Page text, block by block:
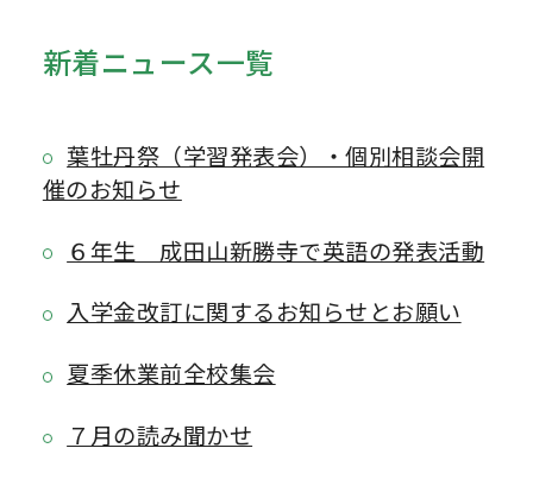
新着ニュース一覧
葉牡丹祭（学習発表会）・個別相談会開
催のお知らせ
６年生 成田山新勝寺で英語の発表活動
入学金改訂に関するお知らせとお願い
夏季休業前全校集会
７月の読み聞かせ